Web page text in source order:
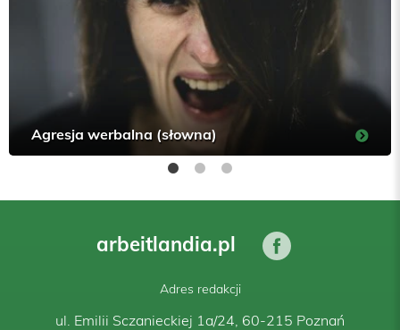
Agresja werbalna (słowna)
arbeitlandia.pl
Adres redakcji
ul. Emilii Sczanieckiej 1a/24, 60-215 Poznań